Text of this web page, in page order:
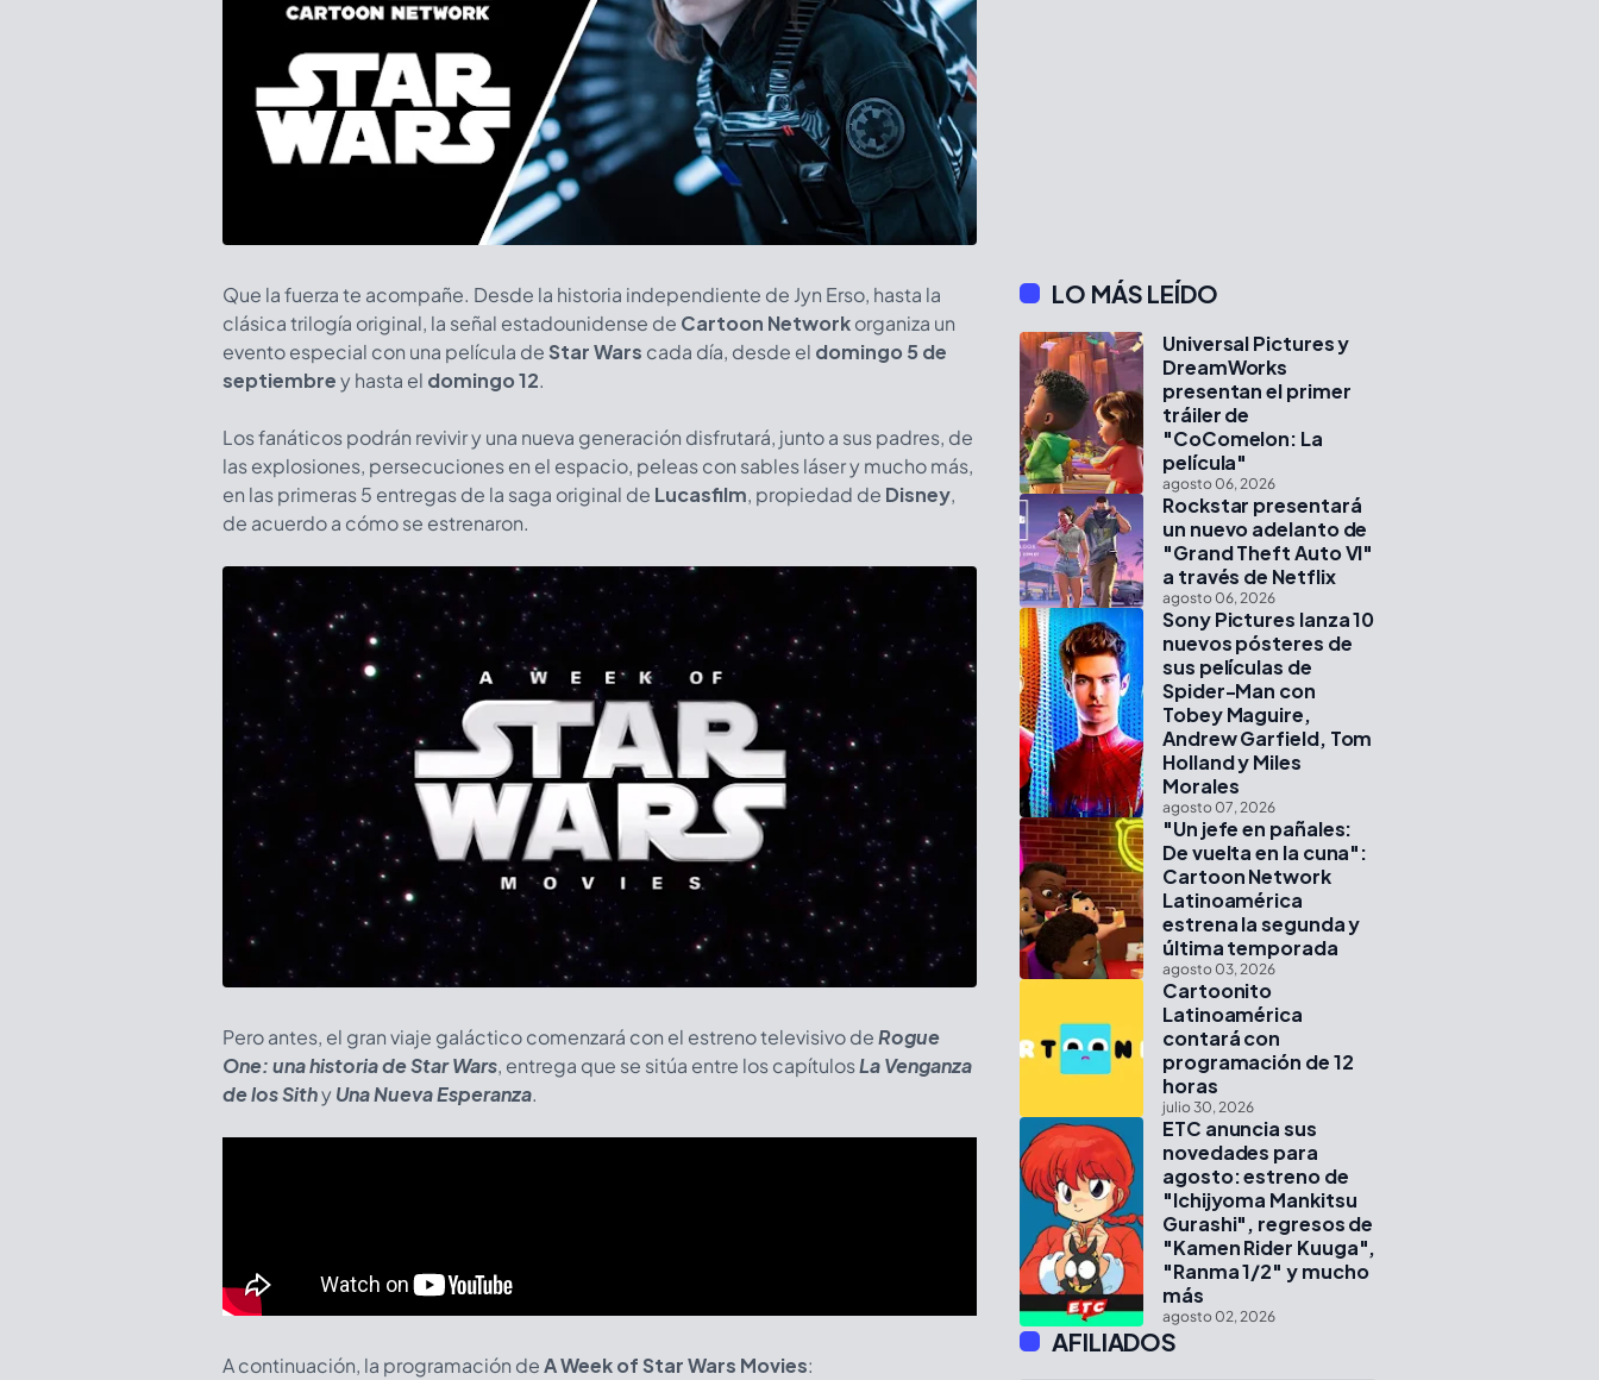
Que la fuerza te acompañe. Desde la historia independiente de Jyn Erso, hasta la
clásica trilogía original, la señal estadounidense de Cartoon Networkorganiza un
evento especial con una película de Star Wars cada día, desde el domingo 5 de
septiembrey hasta el domingo 12.
Los fanáticos podrán revivir y una nueva generación disfrutará, junto a sus padres, de
las explosiones, persecuciones en el espacio, peleas con sables láser y mucho más,
en las primeras 5 entregas de la saga original de Lucasfilm, propiedad de Disney,
de acuerdo a cómo se estrenaron.
Pero antes, el gran viaje galáctico comenzará con el estreno televisivo deRogue
One: una historia de Star Wars, entrega que se sitúa entre los capítulosLa Venganza
de los SithyUna Nueva Esperanza.
A continuación, la programación deA Week of Star Wars Movies:
LO MÁS LEÍDO
Universal Pictures y
DreamWorks
presentan el primer
tráiler de
"CoComelon: La
película"
agosto 06, 2026
Rockstar presentará
un nuevo adelanto de
"Grand Theft Auto VI"
a través de Netflix
agosto 06, 2026
Sony Pictures lanza 10
nuevos pósteres de
sus películas de
Spider-Man con
Tobey Maguire,
Andrew Garfield, Tom
Holland y Miles
Morales
agosto 07, 2026
"Un jefe en pañales:
De vuelta en la cuna":
Cartoon Network
Latinoamérica
estrena la segunda y
última temporada
agosto 03, 2026
Cartoonito
Latinoamérica
contará con
programación de 12
horas
julio 30, 2026
ETC anuncia sus
novedades para
agosto: estreno de
"Ichijyoma Mankitsu
Gurashi", regresos de
"Kamen Rider Kuuga",
"Ranma 1/2" y mucho
más
agosto 02, 2026
AFILIADOS